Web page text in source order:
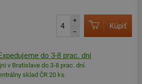
+
–
Kúpiť
do 3-8 prac. dní
v Bratislave do 3-8 prac. dní.
sklad ČR 20 ks.